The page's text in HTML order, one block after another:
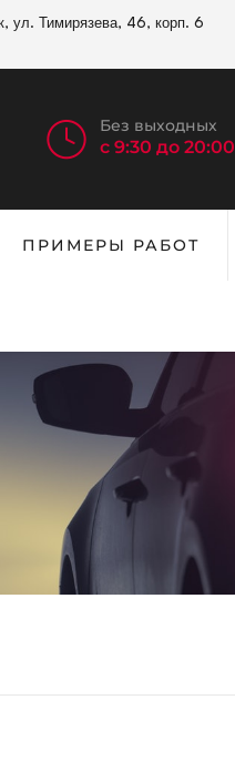
ул. Тимирязева, 46, корп. 6
Без выходных
с 9:30 до 20:00
ПРИМЕРЫ РАБОТ